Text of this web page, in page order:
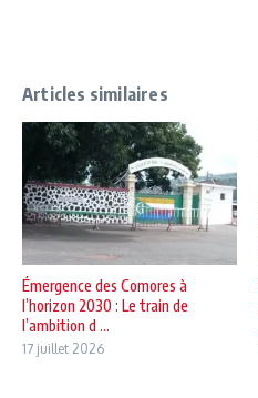
Articles similaires
Émergence des Comores à
l’horizon 2030 : Le train de
l’ambition d ...
17 juillet 2026